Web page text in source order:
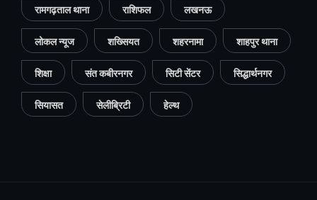
रामगढ़ताल थाना राशिफल लखनऊ
लोकल न्यूज शख्सियत शहरनामा शाहपुर थाना
शिक्षा संत कबीरनगर सिटी सेंटर सिद्धार्थनगर
सियासत सेलीब्रिटी हेल्थ